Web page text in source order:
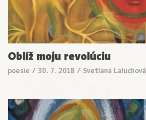
Oblíž moju revolúciu
poesie / 30. 7. 2018 / Svetlana Laluchová